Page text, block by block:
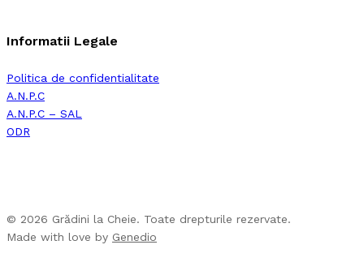
Informatii Legale
Politica de confidentialitate
A.N.P.C
A.N.P.C – SAL
ODR
© 2026 Grădini la Cheie. Toate drepturile rezervate.
Made with love by Genedio